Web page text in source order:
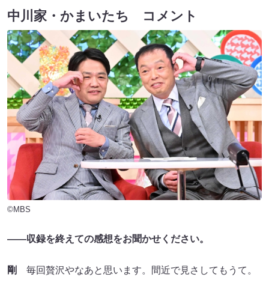
中川家・かまいたち コメント
©MBS
――収録を終えての感想をお聞かせください。
剛 毎回贅沢やなあと思います。間近で見さしてもうて。